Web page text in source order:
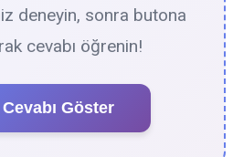
deneyin, sonra butona
cevabı öğrenin!
Göster